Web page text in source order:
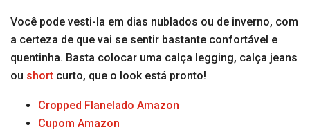
Você pode vesti-la em dias nublados ou de inverno, com
a certeza de que vai se sentir bastante confortável e
quentinha. Basta colocar uma calça legging, calça jeans
ou short curto, que o look está pronto!
Cropped Flanelado Amazon
Cupom Amazon